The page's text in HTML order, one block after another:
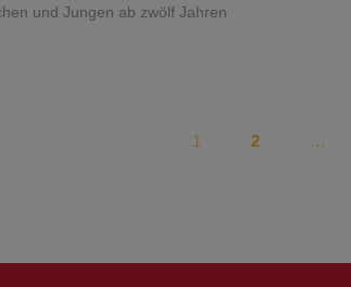
und Jungen ab zwölf Jahren
1 2 …